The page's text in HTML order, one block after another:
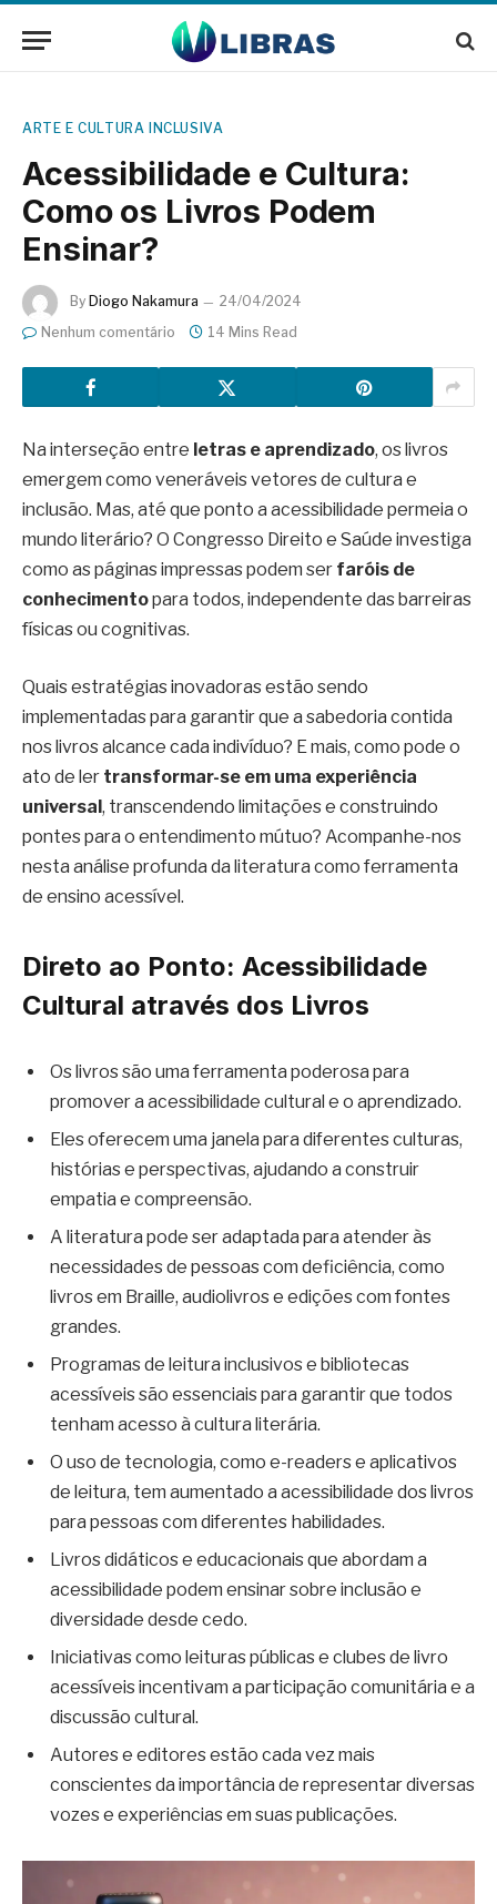
ARTE E CULTURA INCLUSIVA
Acessibilidade e Cultura:
Como os Livros Podem
Ensinar?
By Diogo Nakamura
24/04/2024
Nenhum comentário
14 Mins Read
Na interseção entre letras e aprendizado, os livros
emergem como veneráveis vetores de cultura e
inclusão. Mas, até que ponto a acessibilidade permeia o
mundo literário? O Congresso Direito e Saúde investiga
como as páginas impressas podem ser faróis de
conhecimentopara todos, independente das barreiras
físicas ou cognitivas.
Quais estratégias inovadoras estão sendo
implementadas para garantir que a sabedoria contida
nos livros alcance cada indivíduo? E mais, como pode o
ato de ler transformar-se em uma experiência
universal, transcendendo limitações e construindo
pontes para o entendimento mútuo? Acompanhe-nos
nesta análise profunda da literatura como ferramenta
de ensino acessível.
Direto ao Ponto: Acessibilidade
Cultural através dos Livros
Os livros são uma ferramenta poderosa para
promover a acessibilidade cultural e o aprendizado.
Eles oferecem uma janela para diferentes culturas,
histórias e perspectivas, ajudando a construir
empatia e compreensão.
A literatura pode ser adaptada para atender às
necessidades de pessoas com deficiência, como
livros em Braille, audiolivros e edições com fontes
grandes.
Programas de leitura inclusivos e bibliotecas
acessíveis são essenciais para garantir que todos
tenham acesso à cultura literária.
O uso de tecnologia, como e-readers e aplicativos
de leitura, tem aumentado a acessibilidade dos livros
para pessoas com diferentes habilidades.
Livros didáticos e educacionais que abordam a
acessibilidade podem ensinar sobre inclusão e
diversidade desde cedo.
Iniciativas como leituras públicas e clubes de livro
acessíveis incentivam a participação comunitária e a
discussão cultural.
Autores e editores estão cada vez mais
conscientes da importância de representar diversas
vozes e experiências em suas publicações.